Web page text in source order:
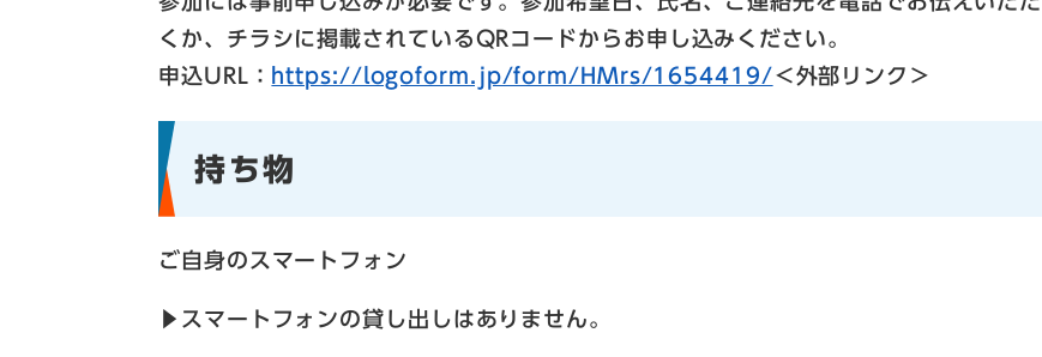
くか、チラシに掲載されているQRコードからお申し込みください。
​申込URL： https://logoform.jp/form/HMrs/1654419/＜外部リンク＞
持ち物
ご自身のスマートフォン
▶スマートフォンの貸し出しはありません。